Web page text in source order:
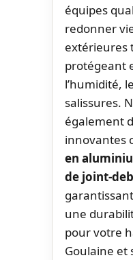
équipes
redonner
extérieures
protégeant
l’humidité,
salissures.
également
innovantes
en
de joint-
une
pour votre
Goulaine et